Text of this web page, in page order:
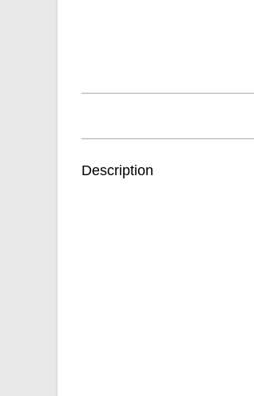
Description